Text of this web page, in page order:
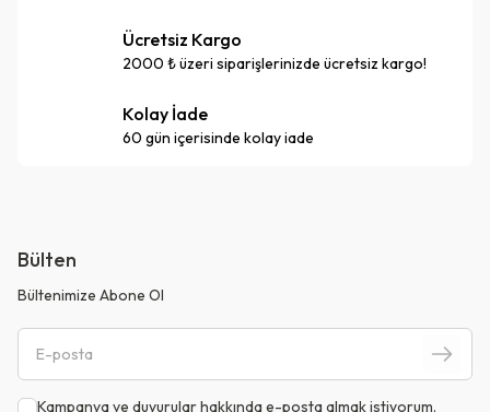
Ücretsiz Kargo
2000 ₺ üzeri siparişlerinizde ücretsiz kargo!
Kolay İade
60 gün içerisinde kolay iade
Bülten
Bültenimize Abone Ol
Kampanya ve duyurular hakkında e-posta almak istiyorum.